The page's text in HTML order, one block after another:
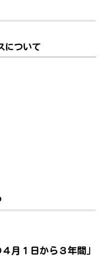
について
月１日から３年間」